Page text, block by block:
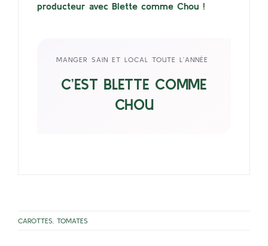
producteur avec Blette comme Chou !
MANGER SAIN ET LOCAL TOUTE L’ANNÉE
C’EST BLETTE COMME
CHOU
CAROTTES TOMATES